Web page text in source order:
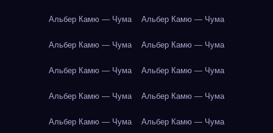
Альбер Камю — Чума Альбер Камю — Чума
Альбер Камю — Чума Альбер Камю — Чума
Альбер Камю — Чума Альбер Камю — Чума
Альбер Камю — Чума Альбер Камю — Чума
Альбер Камю — Чума Альбер Камю — Чума